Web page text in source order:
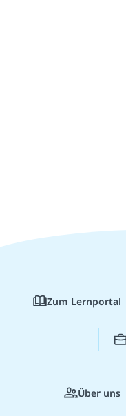
Zum Lernportal
Über uns